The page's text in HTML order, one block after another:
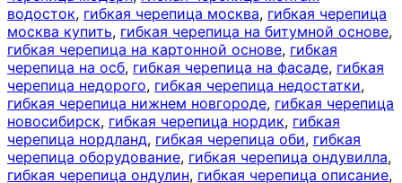
водосток, гибкая черепица москва, гибкая черепица
москва купить, гибкая черепица на битумной основе,
гибкая черепица на картонной основе, гибкая
черепица на осб, гибкая черепица на фасаде, гибкая
черепица недорого, гибкая черепица недостатки,
гибкая черепица нижнем новгороде, гибкая черепица
новосибирск, гибкая черепица нордик, гибкая
черепица нордланд, гибкая черепица оби, гибкая
черепица оборудование, гибкая черепица ондувилла,
гибкая черепица ондулин, гибкая черепица описание,